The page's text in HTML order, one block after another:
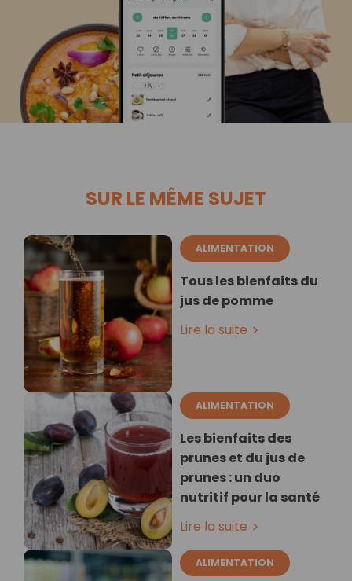
SUR LE MÊME SUJET
ALIMENTATION
Tous les bienfaits du
jus de pomme
Lire la suite
ALIMENTATION
Les bienfaits des
prunes et du jus de
prunes : un duo
nutritif pour la santé
Lire la suite
ALIMENTATION